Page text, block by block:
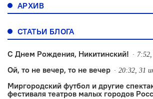
АРХИВ
СТАТЬИ БЛОГА
С Днем Рождения, Никитинский! 7:52,
Ой, то не вечер, то не вечер 20:32, 31
Миргородский футбол и другие
фестиваля театров малых городов